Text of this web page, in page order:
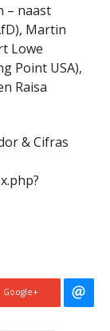
– naast
Martin
Lowe
Point USA),
Raisa
& Cifras
Google+